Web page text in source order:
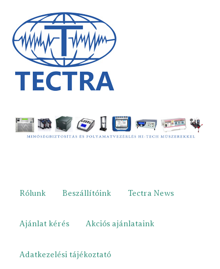
Rólunk Beszállítóink Tectra News
Ajánlat kérés Akciós ajánlataink
Adatkezelési tájékoztató